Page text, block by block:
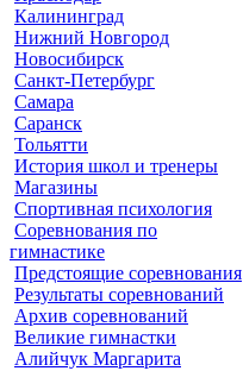
Калининград
Нижний Новгород
Новосибирск
Санкт-Петербург
Самара
Саранск
Тольятти
История школ и тренеры
Магазины
Спортивная психология
Соревнования по
гимнастике
Предстоящие соревнования
Результаты соревнований
Архив соревнований
Великие гимнастки
Алийчук Маргарита